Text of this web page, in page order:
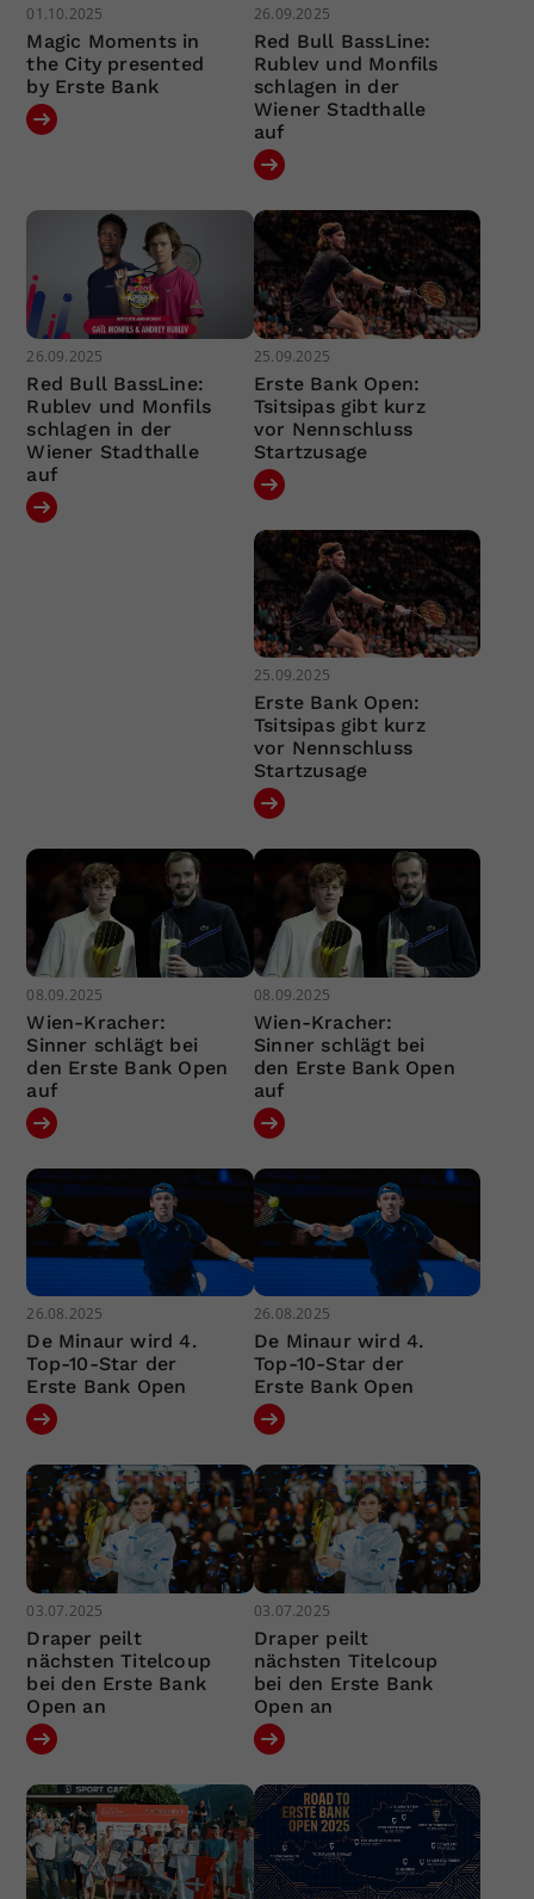
01.10.2025
Magic Moments in
the City presented
by Erste Bank
26.09.2025
Red Bull BassLine:
Rublev und Monfils
schlagen in der
Wiener Stadthalle
auf
26.09.2025
Red Bull BassLine:
Rublev und Monfils
schlagen in der
Wiener Stadthalle
auf
25.09.2025
Erste Bank Open:
Tsitsipas gibt kurz
vor Nennschluss
Startzusage
25.09.2025
Erste Bank Open:
Tsitsipas gibt kurz
vor Nennschluss
Startzusage
08.09.2025
Wien-Kracher:
Sinner schlägt bei
den Erste Bank Open
auf
08.09.2025
Wien-Kracher:
Sinner schlägt bei
den Erste Bank Open
auf
26.08.2025
De Minaur wird 4.
Top-10-Star der
Erste Bank Open
26.08.2025
De Minaur wird 4.
Top-10-Star der
Erste Bank Open
03.07.2025
Draper peilt
nächsten Titelcoup
bei den Erste Bank
Open an
03.07.2025
Draper peilt
nächsten Titelcoup
bei den Erste Bank
Open an